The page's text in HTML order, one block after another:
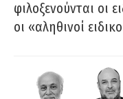
φιλοξενούνται οι
οι «αληθινοί